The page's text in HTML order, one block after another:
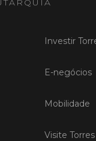
Investir
E-negócios
Mobilidade
Visite